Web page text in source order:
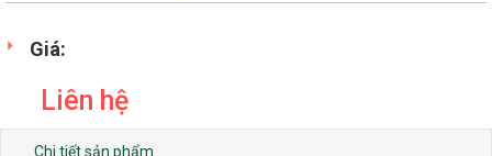
Giá:
Liên hệ
Chi tiết sản phẩm